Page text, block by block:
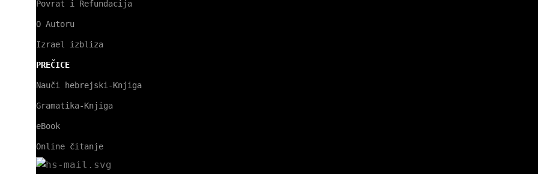
Povrat i Refundacija
O Autoru
Izrael izbliza
PREČICE
Nauči hebrejski-Knjiga
Gramatika-Knjiga
eBook
Online čitanje